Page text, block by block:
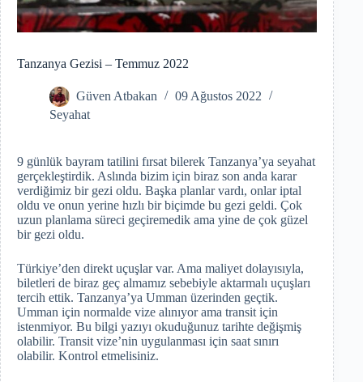
Tanzanya Gezisi – Temmuz 2022
Güven Atbakan
09 Ağustos 2022
Seyahat
9 günlük bayram tatilini fırsat bilerek Tanzanya’ya seyahat
gerçekleştirdik. Aslında bizim için biraz son anda karar
verdiğimiz bir gezi oldu. Başka planlar vardı, onlar iptal
oldu ve onun yerine hızlı bir biçimde bu gezi geldi. Çok
uzun planlama süreci geçiremedik ama yine de çok güzel
bir gezi oldu.
Türkiye’den direkt uçuşlar var. Ama maliyet dolayısıyla,
biletleri de biraz geç almamız sebebiyle aktarmalı uçuşları
tercih ettik. Tanzanya’ya Umman üzerinden geçtik.
Umman için normalde vize alınıyor ama transit için
istenmiyor. Bu bilgi yazıyı okuduğunuz tarihte değişmiş
olabilir. Transit vize’nin uygulanması için saat sınırı
olabilir. Kontrol etmelisiniz.